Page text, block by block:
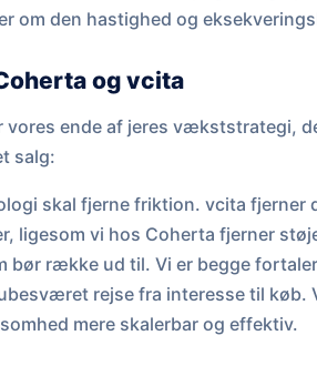
om den hastighed og
og vcita
vores ende af jeres vækststrategi,
salg:
skal fjerne friktion. vcita fjerner
ligesom vi hos Coherta fjerner
bør række ud til. Vi er begge
rejse fra interesse til
mere skalerbar og effektiv.